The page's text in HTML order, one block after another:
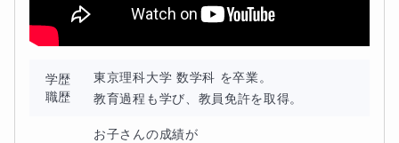
★ギフテッド⑤ 天才・秀才のタマゴゆえの苦悩
ギフテッドの子の特別な才能はまるで「天才・秀才のタマ
」でもあるのですが、その一方でその優秀さと特殊さゆ
えに、周囲の子どもたちとの違いに苦悩することもありま
私と一緒に体験しませんか？
学歴
職歴
東京理科大学 数学科 を卒業。
教育過程も学び、教員免許を取得。
お子さんの成績が